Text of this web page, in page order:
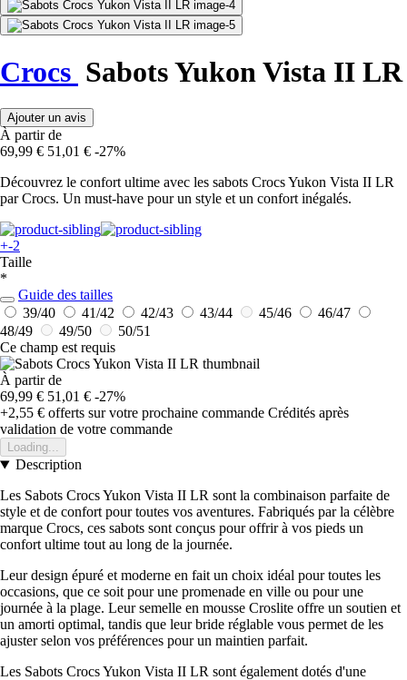
Crocs Sabots Yukon Vista II LR
Ajouter un avis
À partir de
69,99 € 51,01 € -27%
Découvrez le confort ultime avec les sabots Crocs Yukon Vista II LR
par Crocs. Un must-have pour un style et un confort inégalés.
+-2
Taille
*
Guide des tailles
39/40
41/42 42/43 43/44 45/46
46/47
48/49
49/50
50/51
Ce champ est requis
À partir de
69,99 € 51,01 € -27%
+2,55 € offerts sur votre prochaine commande Crédités après
validation de votre commande
Loading...
Description
Les Sabots Crocs Yukon Vista II LR sont la combinaison parfaite de
style et de confort pour toutes vos aventures. Fabriqués par la célèbre
marque Crocs, ces sabots sont conçus pour offrir à vos pieds un
confort ultime tout au long de la journée.
Leur design épuré et moderne en fait un choix idéal pour toutes les
occasions, que ce soit pour une promenade en ville ou pour une
journée à la plage. Leur semelle en mousse Croslite offre un soutien et
un amorti optimal, tandis que leur bride réglable vous permet de les
ajuster selon vos préférences pour un maintien parfait.
Les Sabots Crocs Yukon Vista II LR sont également dotés d'une